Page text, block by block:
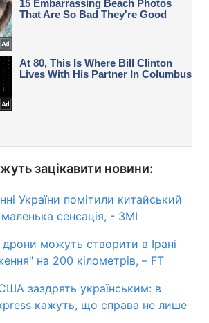
зацікавити новини:
України помітили китайський
сенсація, - ЗМІ
дрони можуть створити в Ірані
на 200 кілометрів, – FT
США заздрять українським: в
кажуть, що справа не лише